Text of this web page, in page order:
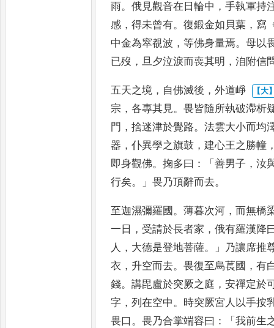
雨。俄見觀音在日輪中 ，手執軍持
感 ，得未曾有。復鍛金如貝葉 ， 寫
中金為窣覩波 ，等佛身量焉。母以
已歿 ，旦夕泣淚而喪其明 ，洎附信
五天之境 ， 自佛滅後 ，外道崢
宗 ，各專其見。畏皆隨所執破滯析
門 ，捨迷津於覺路。法雲大小而均
器 ，仆異學之旗鼓 ，建心王之勝幢
即身觀佛。掬多曰 ：「善男子 ，汝
行矣。」畏乃頂辭而去。
至迦濕彌羅國 。薄暮次河 ， 而無橋
一日 ， 受請於長者家 ，俄有羅漢降
人 ， 大德是登地菩薩。」
乃讓席推
衣 ， 升空而去。畏復至烏萇國 ，有
錢。講毘盧於突厥之庭 ，安禪定於
字 ，列在空中。 時突厥宮人 以手按
畏口 。畏乃合掌端容曰 ：「我前生